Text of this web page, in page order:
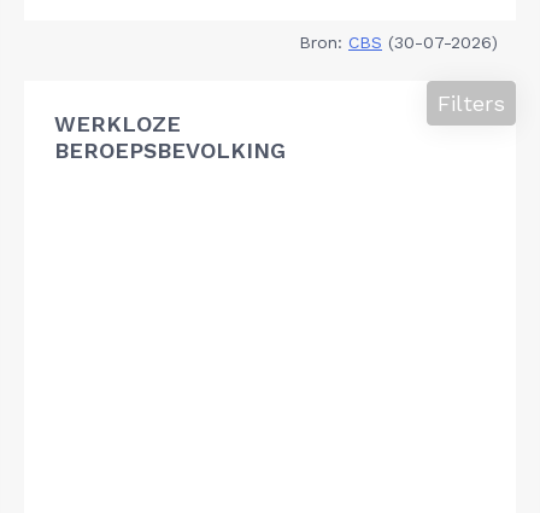
Bron: CBS (30-07-2026)
WERKLOZE
BEROEPSBEVOLKING
Filters